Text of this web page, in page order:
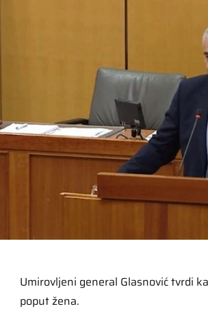
Umirovljeni general Glasnović tvrdi
poput žena.